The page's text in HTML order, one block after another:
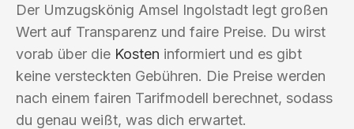
Der Umzugskönig Amsel Ingolstadt legt großen
Wert auf Transparenz und faire Preise. Du wirst
vorab über die Kosten informiert und es gibt
keine versteckten Gebühren. Die Preise werden
nach einem fairen Tarifmodell berechnet, sodass
du genau weißt, was dich erwartet.